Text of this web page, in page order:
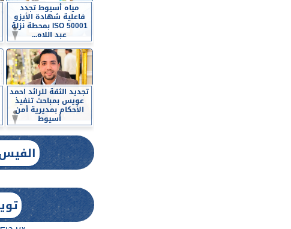
مياه أسيوط تجدد
فاعلية شهادة الأيزو
ISO 50001 بمحطة نزلة
عبد اللاه...
تجديد الثقة للرائد احمد
عويس بمباحث تنفيذ
الأحكام بمديرية أمن
أسيوط